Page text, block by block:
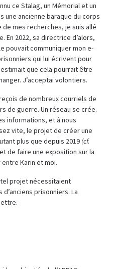
ce Stalag, un Mémorial et un
une ancienne baraque du corps
de mes recherches, je suis allé
En 2022, sa directrice d’alors,
pouvait communiquer mon e-
qui lui écrivent pour
que cela pourrait être
J’acceptai volontiers.
de nombreux courriels de
de guerre. Un réseau se crée.
informations, et à nous
vite, le projet de créer une
plus que depuis 2019 (cf.
de faire une exposition sur la
Karin et moi.
projet nécessitaient
prisonniers. La